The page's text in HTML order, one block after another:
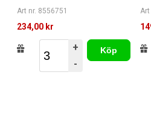
Art nr. 8556751
234,00 kr
+
-
Köp
Art